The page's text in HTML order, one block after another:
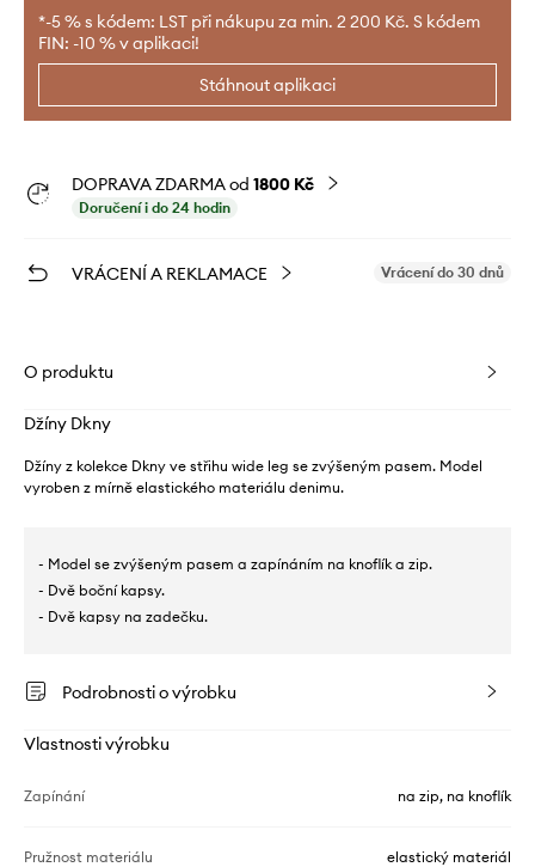
*-5 % s kódem: LST při nákupu za min. 2 200 Kč. S kódem
FIN: -10 % v aplikaci!
Stáhnout aplikaci
DOPRAVA ZDARMA od 1800 Kč
Doručení i do 24 hodin
VRÁCENÍ A REKLAMACE Vrácení do 30 dnů
O produktu
Džíny Dkny
Džíny z kolekce Dkny ve střihu wide leg se zvýšeným pasem. Model
vyroben z mírně elastického materiálu denimu.
- Model se zvýšeným pasem a zapínáním na knoflík a zip.
- Dvě boční kapsy.
- Dvě kapsy na zadečku.
Podrobnosti o výrobku
Vlastnosti výrobku
Zapínání na zip, na knoflík
Pružnost materiálu elastický materiál